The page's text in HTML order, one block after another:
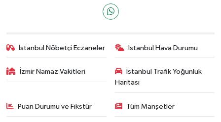
İstanbul Nöbetçi Eczaneler İstanbul Hava Durumu
İzmir Namaz Vakitleri
İstanbul Trafik Yoğunluk
Haritası
Puan Durumu ve Fikstür Tüm Manşetler